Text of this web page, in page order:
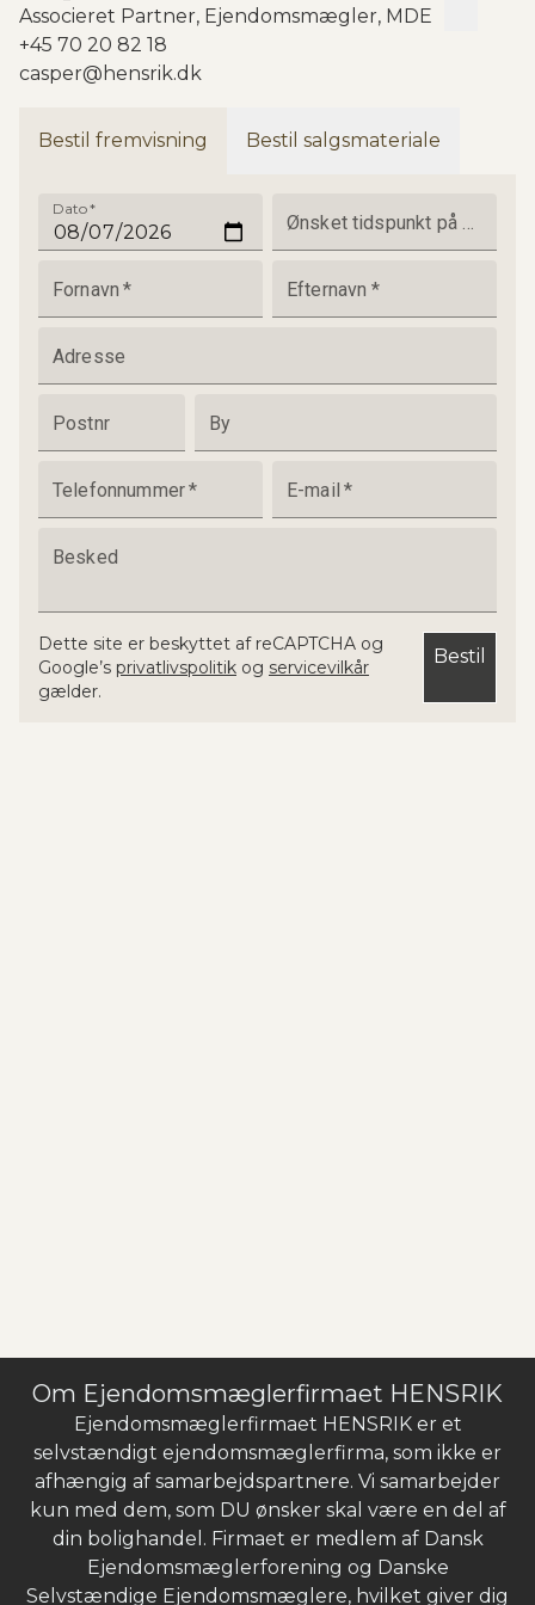
Associeret Partner, Ejendomsmægler, MDE
+45 70 20 82 18
casper@hensrik.dk
Bestil fremvisning Bestil salgsmateriale
Dato*
Ønsket tidspunkt på dagen
Fornavn * Efternavn *
Adresse
Postnr By
Telefonnummer* E-mail *
Besked
Dette site er beskyttet af reCAPTCHA og
Google’s privatlivspolitik og servicevilkår
gælder.
Bestil
Om Ejendomsmæglerfirmaet HENSRIK
Ejendomsmæglerfirmaet HENSRIK er et
selvstændigt ejendomsmæglerfirma, som ikke er
afhængig af samarbejdspartnere. Vi samarbejder
kun med dem, som DU ønsker skal være en del af
din bolighandel. Firmaet er medlem af Dansk
Ejendomsmæglerforening og Danske
Selvstændige Ejendomsmæglere, hvilket giver dig